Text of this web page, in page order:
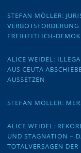
STEFAN MÖLLER:
FREIHEITLICH-
ALICE WEIDEL:
AUS CEUTA
AUSSETZEN
STEFAN MÖLLER:
ALICE WEIDEL:
UND STAGNATION –
TOTALVERSAGEN